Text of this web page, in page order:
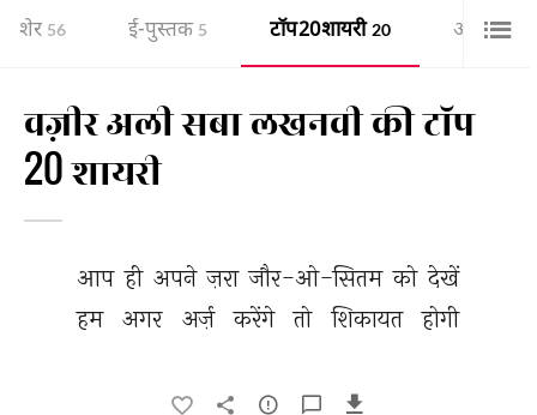
शेर 56 ई-पुस्तक 5 टॉप 20 शायरी 20 ऑडियो
वज़ीर अली सबा लखनवी की टॉप
20 शायरी
आप ही अपने ज़रा जौर-ओ-सितम को देखें
हम
अगर अर्ज़ करेंगे तो शिकायत होगी